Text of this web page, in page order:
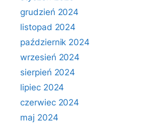
grudzień 2024
listopad 2024
październik 2024
wrzesień 2024
sierpień 2024
lipiec 2024
czerwiec 2024
maj 2024